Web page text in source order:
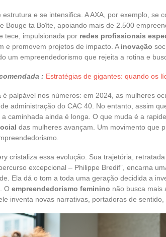
estrutura e se intensifica. A AXA, por exemplo, se
Bouge ta Boîte, apoiando mais de 2.500
tece, impulsionada por redes profissionais
e promovem projetos de impacto. A inovação
um empreendedorismo que rejeita a rotina e
: Estratégias de gigantes: quando os
é palpável nos números: em 2024, as mulheres
administração do CAC 40. No entanto, assim
, a caminhada ainda é longa. O que muda é a
das mulheres avançam. Um movimento que
cristaliza essa evolução. Sua trajetória,
excepcional – Philippe Bredif”, encarna
Ela dá o tom a toda uma geração decidida a
O empreendedorismo feminino não busca mais
inventa novas narrativas, portadoras de sentido,